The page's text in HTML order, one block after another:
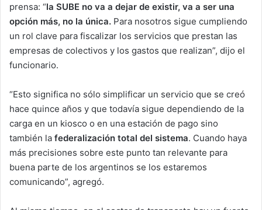
prensa: “la SUBE no va a dejar de existir, va a ser una
opción más, no la única. Para nosotros sigue cumpliendo
un rol clave para fiscalizar los servicios que prestan las
empresas de colectivos y los gastos que realizan”, dijo el
funcionario.
“Esto significa no sólo simplificar un servicio que se creó
hace quince años y que todavía sigue dependiendo de la
carga en un kiosco o en una estación de pago sino
también la federalización total del sistema. Cuando haya
más precisiones sobre este punto tan relevante para
buena parte de los argentinos se los estaremos
comunicando”, agregó.